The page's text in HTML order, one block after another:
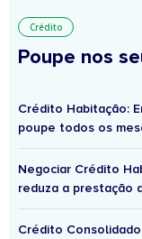
Crédito
Poupe nos
Crédito Habitação:
poupe todos os
Negociar Crédito
reduza a prestação
Crédito